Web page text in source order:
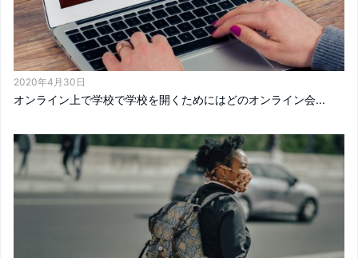
2020年4月30日
オンライン上で学校で学校を開くためにはどのオンライン会...